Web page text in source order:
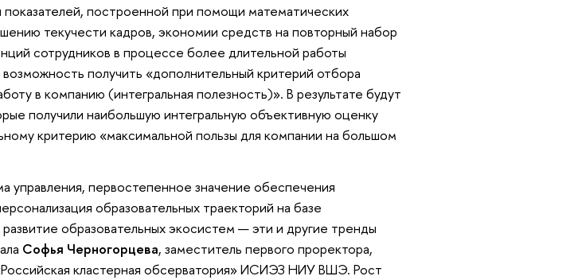
построенной при помощи математических
текучести кадров, экономии средств на повторный набор
сотрудников в процессе более длительной работы
получить «дополнительный критерий отбора
в компанию (интегральная полезность)». В результате будут
получили наибольшую интегральную объективную оценку
критерию «максимальной пользы для компании на большом
управления, первостепенное значение обеспечения
образовательных траекторий на базе
образовательных экосистем — эти и другие тренды
Софья Черногорцева, заместитель первого проректора,
кластерная обсерватория» ИСИЭЗ НИУ ВШЭ. Рост